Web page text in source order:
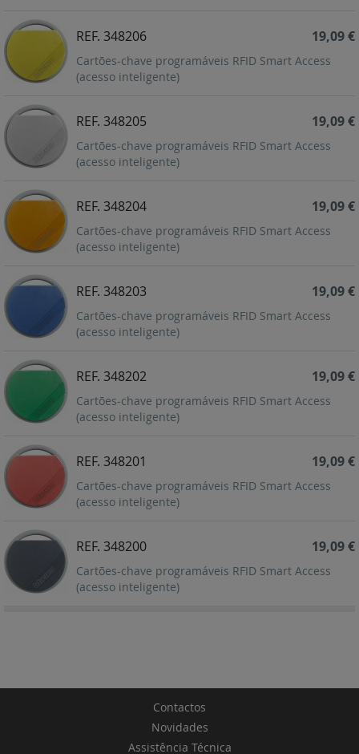
REF. 348206
Cartões-chave programáveis RFID Smart Access
(acesso inteligente)
19,09 €
REF. 348205
Cartões-chave programáveis RFID Smart Access
(acesso inteligente)
19,09 €
REF. 348204
Cartões-chave programáveis RFID Smart Access
(acesso inteligente)
19,09 €
REF. 348203
Cartões-chave programáveis RFID Smart Access
(acesso inteligente)
19,09 €
REF. 348202
Cartões-chave programáveis RFID Smart Access
(acesso inteligente)
19,09 €
REF. 348201
Cartões-chave programáveis RFID Smart Access
(acesso inteligente)
19,09 €
REF. 348200
Cartões-chave programáveis RFID Smart Access
(acesso inteligente)
19,09 €
Contactos
Novidades
Assistência Técnica